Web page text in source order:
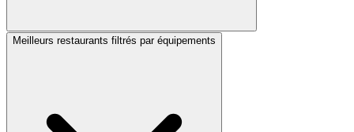
Meilleurs restaurants filtrés par équipements